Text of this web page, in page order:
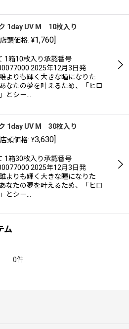
1day UV M 10枚入り
店頭価格: ¥1,760
1箱10枚入り承認番号
2025年12月3日発
よりも輝く大きな瞳になりた
なたの夢を叶えるため、「ヒロ
とシー…
1day UV M 30枚入り
店頭価格: ¥3,630
1箱30枚入り承認番号
2025年12月3日発
よりも輝く大きな瞳になりた
なたの夢を叶えるため、「ヒロ
とシー…
ム
0件